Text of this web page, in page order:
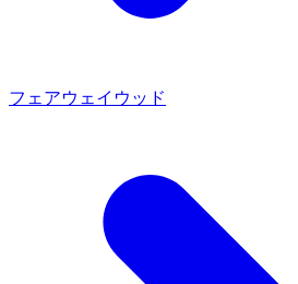
フェアウェイウッド